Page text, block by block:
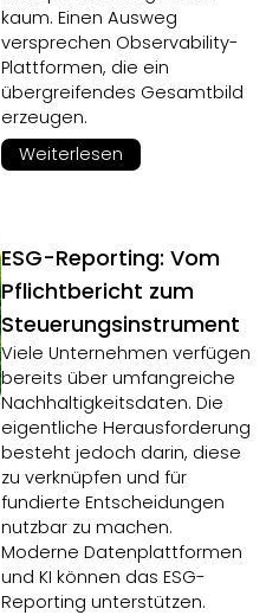
kaum. Einen Ausweg
versprechen Observability-
Plattformen, die ein
übergreifendes Gesamtbild
erzeugen.
Weiterlesen
ESG-Reporting: Vom
Pflichtbericht zum
Steuerungsinstrument
Viele Unternehmen verfügen
bereits über umfangreiche
Nachhaltigkeitsdaten. Die
eigentliche Herausforderung
besteht jedoch darin, diese
zu verknüpfen und für
fundierte Entscheidungen
nutzbar zu machen.
Moderne Datenplattformen
und KI können das ESG-
Reporting unterstützen.